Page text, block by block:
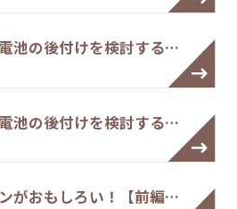
池の後付けを検討する…
池の後付けを検討する…
がおもしろい！【前編…